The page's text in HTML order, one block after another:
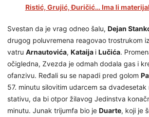
Ristić, Grujić, Đuričić… Ima li
Svestan da je vrag odneo šalu, Dejan
drugog poluvremena reagovao trostrukom
vatru Arnautovića, Kataija i Lučića.
očigledna, Zvezda je odmah dodala gas i
ofanzivu. Ređali su se napadi pred golom
57. minutu silovitim udarcem sa
stativu, da bi otpor žilavog Jedinstva
minutu. Junak trijumfa bio je Duarte, koji je